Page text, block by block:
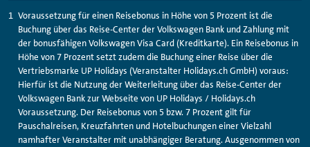
Voraussetzung für einen Reisebonus in Höhe von 5 Prozent ist die
Buchung über das Reise-Center der Volkswagen Bank und Zahlung mit
der bonusfähigen Volkswagen Visa Card (Kreditkarte). Ein Reisebonus in
Höhe von 7 Prozent setzt zudem die Buchung einer Reise über die
Vertriebsmarke UP Holidays (Veranstalter Holidays.ch GmbH) voraus:
Hierfür ist die Nutzung der Weiterleitung über das Reise-Center der
Volkswagen Bank zur Webseite von UP Holidays / Holidays.ch
Voraussetzung. Der Reisebonus von 5 bzw. 7 Prozent gilt für
Pauschalreisen, Kreuzfahrten und Hotelbuchungen einer Vielzahl
namhafter Veranstalter mit unabhängiger Beratung. Ausgenommen von